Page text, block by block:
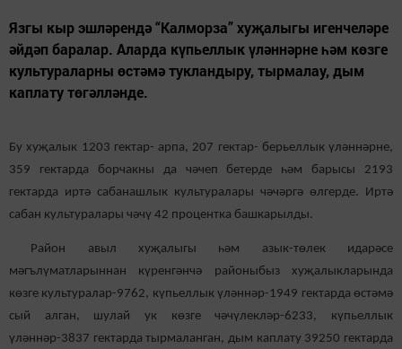
Язгы кыр эшләрендә “Калморза” хуҗалыгы игенчеләре
әйдәп баралар. Аларда күпьеллык үләннәрне һәм көзге
культураларны өстәмә тукландыру, тырмалау, дым
каплату төгәлләнде.
Бу хуҗалык 1203 гектар- арпа, 207 гектар- берьеллык үләннәрне,
359 гектарда борчакны да чәчеп бетерде һәм барысы 2193
гектарда иртә сабанашлык культуралары чәчәргә өлгерде. Иртә
сабан культуралары чәчү 42 процентка башкарылды.
Район авыл хуҗалыгы һәм азык-төлек идарәсе
мәгълүматларыннан күренгәнчә районыбыз хуҗалыкларында
көзге культуралар-9762, күпьеллык үләннәр-1949 гектарда өстәмә
сый алган, шулай ук көзге чәчүлекләр-6233, күпьеллык
үләннәр-3837 гектарда тырмаланган, дым каплату 39250 гектарда